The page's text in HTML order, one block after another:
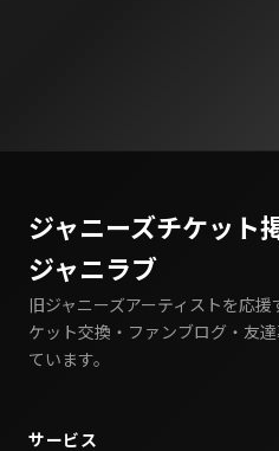
ジャニーズチケット
ジャニラブ
旧ジャニーズアーティストを応
ケット交換・ファンブログ・友
ています。
サービス